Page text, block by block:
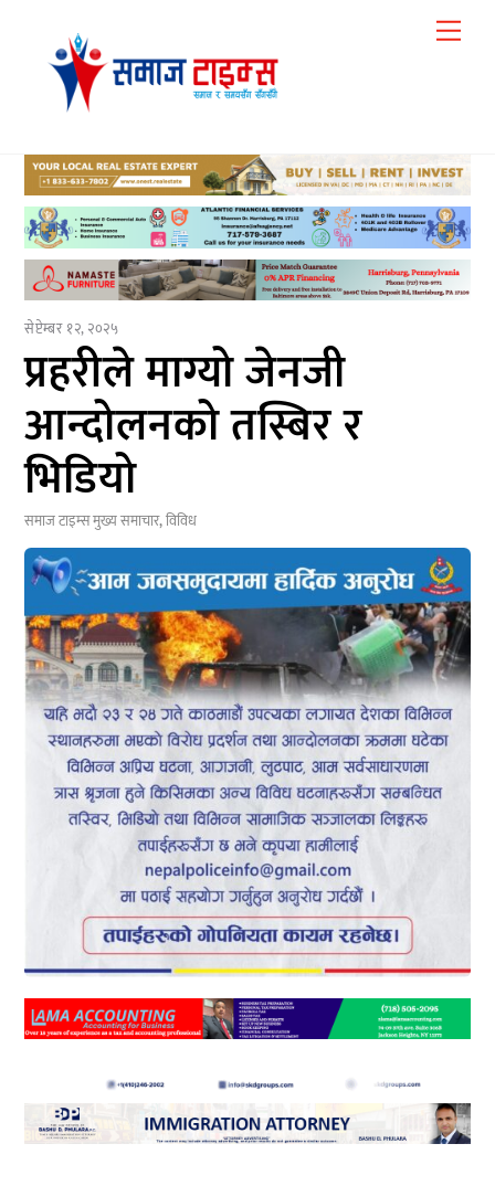
content
सेप्टेम्बर १२, २०२५
प्रहरीले माग्यो जेनजी
आन्दोलनको तस्बिर र
भिडियो
समाज टाइम्समुख्य समाचार,विविध